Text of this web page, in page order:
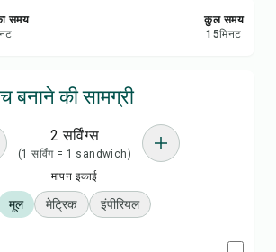
समय
कुल समय
15मिनट
बनाने की सामग्री
2 सर्विंग्स
(1 सर्विंग = 1 sandwich)
मापन इकाई
मूल मेट्रिक इंपीरियल